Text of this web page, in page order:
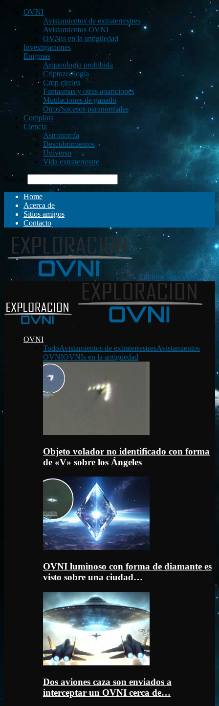
OVNI
Avistamientos de extraterrestres
Avistamientos OVNI
OVNIs en la antigüedad
Investigaciones
Enigmas
Arqueología prohibida
Criptozoología
Crop circles
Fantasmas y otras apariciones
Mutilaciones de ganado
Otros sucesos paranormales
Complots
Ciencia
Astronomía
Descubrimientos
Universo
Vida extraterrestre
Buscar
Home
Acerca de
Sitios amigos
Contacto
Exploración OVNI
OVNI
TodoAvistamientos de extraterrestresAvistamientos
OVNIOVNIs en la antigüedad
Objeto volador no identificado con forma
de «V» sobre los Ángeles
OVNI luminoso con forma de diamante es
visto sobre una ciudad…
Dos aviones caza son enviados a
interceptar un OVNI cerca de…